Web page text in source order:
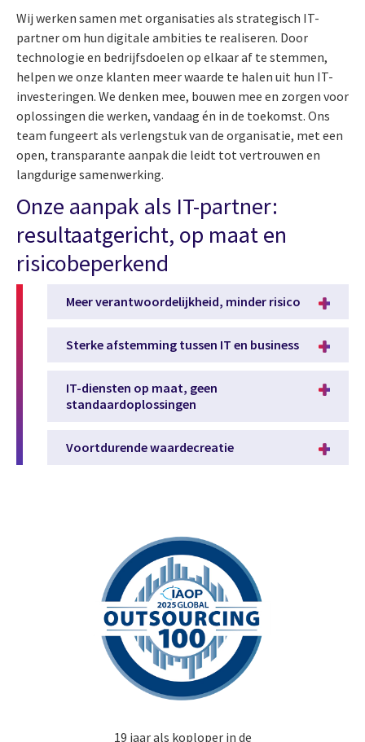
Wij werken samen met organisaties als strategisch IT-
partner om hun digitale ambities te realiseren. Door
technologie en bedrijfsdoelen op elkaar af te stemmen,
helpen we onze klanten meer waarde te halen uit hun IT-
investeringen. We denken mee, bouwen mee en zorgen voor
oplossingen die werken, vandaag én in de toekomst. Ons
team fungeert als verlengstuk van de organisatie, met een
open, transparante aanpak die leidt tot vertrouwen en
langdurige samenwerking.
Onze aanpak als IT-partner:
resultaatgericht, op maat en
risicobeperkend
Meer verantwoordelijkheid, minder risico
Sterke afstemming tussen IT en business
IT-diensten op maat, geen
standaardoplossingen
Voortdurende waardecreatie
19 jaar als koploper in de